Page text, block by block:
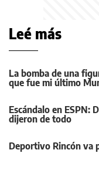
Leé más
La bomba de una
que fue mi último
Escándalo en ESPN:
dijeron de todo
Deportivo Rincón va